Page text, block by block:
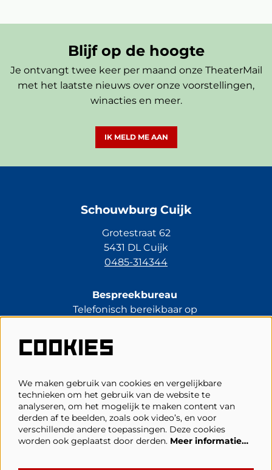
Blijf op de hoogte
Je ontvangt twee keer per maand onze TheaterMail
met het laatste nieuws over onze voorstellingen,
winacties en meer.
IK MELD ME AAN
Schouwburg Cuijk
Grotestraat 62
5431 DL Cuijk
0485-314344
Bespreekbureau
Telefonisch bereikbaar op
0485-314344
kassa@schouwburgcuijk.nl
Veelgestelde vragen
Zaalplattegronden
Privacy, cookies & voorwaarden
Toegankelijkheid
COOKIES
We maken gebruik van cookies en vergelijkbare
technieken om het gebruik van de website te
analyseren, om het mogelijk te maken content van
derden af te beelden, zoals ook video’s, en voor
verschillende andere toepassingen. Deze cookies
worden ook geplaatst door derden. Meer informatie…